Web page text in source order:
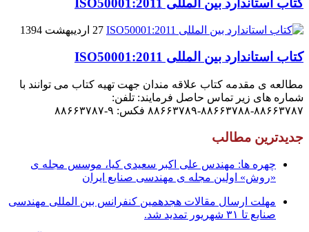
کتاب استاندارد بین المللی ISO50001:2011
27 اردیبهشت 1394
کتاب استاندارد بین المللی ISO50001:2011
مطالعه ی مقدمه کتاب علاقه مندان جهت تهیه کتاب می توانند با
شماره های زیر تماس حاصل فرمایند: تلفن:
۸۸۶۶۳۷۸۷-۸۸۶۶۳۷۸۸-۸۸۶۶۳۷۸۹ فکس: ۹-۸۸۶۶۳۷۸۷
جدیدترین مطالب
چهره ها: مهندس علی اکبر سعیدی کیا، موسس مجله ی
«روش» اولین مجله ی مهندسی صنایع ایران
مهلت ارسال مقالات هجدهمین کنفرانس بین المللی مهندسی
صنایع تا ۳۱ شهریور تمدید شد.